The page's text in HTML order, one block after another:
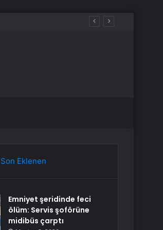
Son Eklenen
Emniyet şeridinde feci
ölüm: Servis şoförüne
midibüs çarptı